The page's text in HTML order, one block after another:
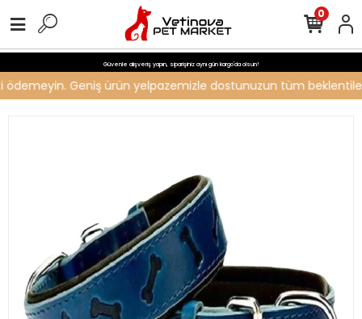
Güvenle alışveriş yapın, siparişiniz aynı gün kargo'da olsun!
Geniş ürün yelpazemizle dostunuzun tüm
0